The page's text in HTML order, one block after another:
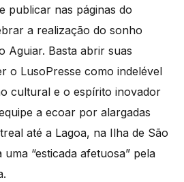
publicar nas páginas do
a realização do sonho
Aguiar. Basta abrir suas
o LusoPresse como indelével
cultural e o espírito inovador
a ecoar por alargadas
até a Lagoa, na Ilha de São
“esticada afetuosa” pela